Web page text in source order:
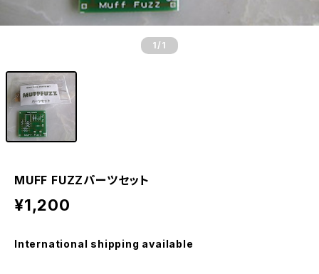
1 /1
MUFF FUZZパーツセット
¥1,200
International shipping available